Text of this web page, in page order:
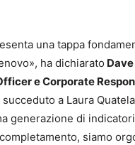
una tappa
ha dichiarato
e Corporate
succeduto a Laura
generazione di
siamo